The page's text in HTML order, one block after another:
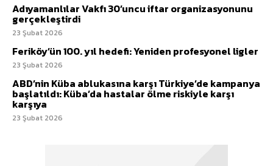
Adıyamanlılar Vakfı 30’uncu iftar organizasyonunu
gerçekleştirdi
23 Şubat 2026
Feriköy’ün 100. yıl hedefi: Yeniden profesyonel ligler
23 Şubat 2026
ABD’nin Küba ablukasına karşı Türkiye’de kampanya
başlatıldı: Küba’da hastalar ölme riskiyle karşı
karşıya
23 Şubat 2026